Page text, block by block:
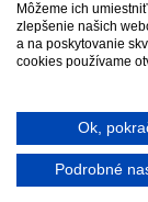
IČ: 26870886
DIČ:
Copyright ©
International
Môžeme ich
zlepšenie našich
a na poskytovanie
cookies používame
Ok,
Podrobné